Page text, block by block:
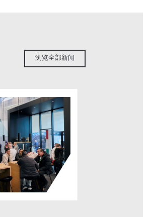
浏览全部新闻